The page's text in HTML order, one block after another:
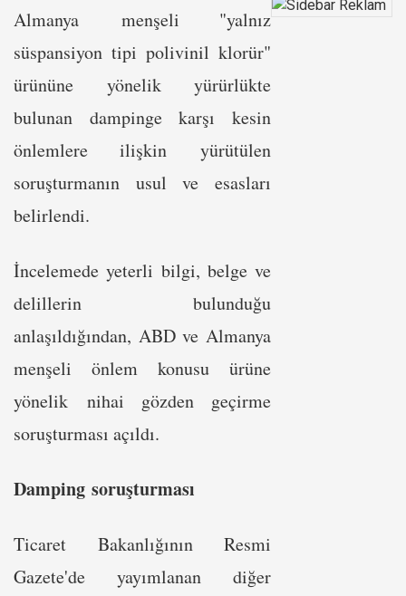
Almanya menşeli "yalnız
süspansiyon tipi polivinil klorür"
ürününe yönelik yürürlükte
bulunan dampinge karşı kesin
önlemlere ilişkin yürütülen
soruşturmanın usul ve esasları
belirlendi.
İncelemede yeterli bilgi, belge ve
delillerin bulunduğu
anlaşıldığından, ABD ve Almanya
menşeli önlem konusu ürüne
yönelik nihai gözden geçirme
soruşturması açıldı.
Damping soruşturması
Ticaret Bakanlığının Resmi
Gazete'de yayımlanan diğer